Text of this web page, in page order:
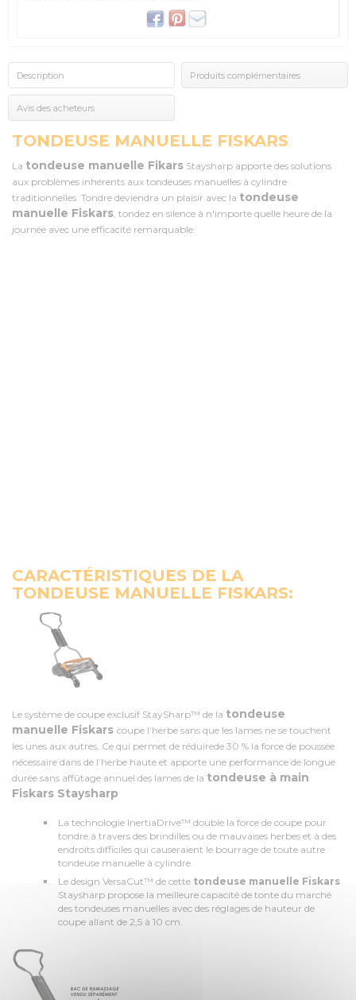
Description Produits complémentaires
Avis des acheteurs
TONDEUSE MANUELLE FISKARS
La tondeuse manuelle Fikars Staysharp apporte des solutions
aux problèmes inhérents aux tondeuses manuelles à cylindre
traditionnelles. Tondre deviendra un plaisir avec la tondeuse
manuelle Fiskars, tondez en silence à n'importe quelle heure de la
journée avec une efficacité remarquable.
CARACTÉRISTIQUES DE LA
TONDEUSE MANUELLE FISKARS:
Le système de coupe exclusif StaySharp™ de la tondeuse
manuelle Fiskars coupe l’herbe sans que les lames ne se touchent
les unes aux autres. Ce qui permet de réduirede 30 % la force de poussée
nécessaire dans de l’herbe haute et apporte une performance de longue
durée sans affûtage annuel des lames de la tondeuse à main
Fiskars Staysharp
La technologie InertiaDrive™ double la force de coupe pour
tondre à travers des brindilles ou de mauvaises herbes et à des
endroits difficiles qui causeraient le bourrage de toute autre
tondeuse manuelle à cylindre.
Le design VersaCut™ de cette tondeuse manuelle Fiskars
Staysharp propose la meilleure capacité de tonte du marché
des tondeuses manuelles avec des réglages de hauteur de
coupe allant de 2,5 à 10 cm.